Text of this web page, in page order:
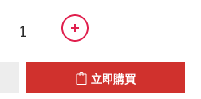
立即購買